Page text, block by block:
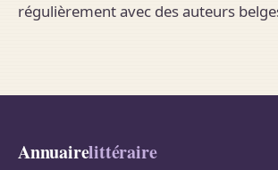
régulièrement avec des auteurs
Annuairelittéraire